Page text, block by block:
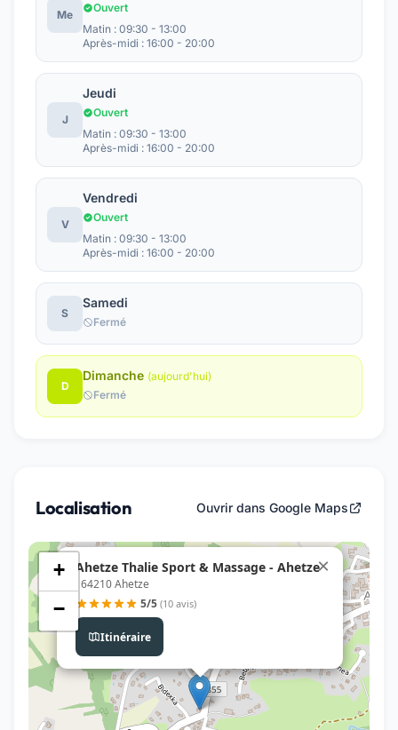
Me
Ouvert
Matin : 09:30 - 13:00
Après-midi : 16:00 - 20:00
J
Jeudi
Ouvert
Matin : 09:30 - 13:00
Après-midi : 16:00 - 20:00
V
Vendredi
Ouvert
Matin : 09:30 - 13:00
Après-midi : 16:00 - 20:00
S
Samedi
Fermé
D
Dimanche (aujourd'hui)
Fermé
Localisation Ouvrir dans Google Maps
Ahetze Thalie Sport & Massage - Ahetze
, 64210 Ahetze
5/5 (10 avis)
Itinéraire
×
+
−